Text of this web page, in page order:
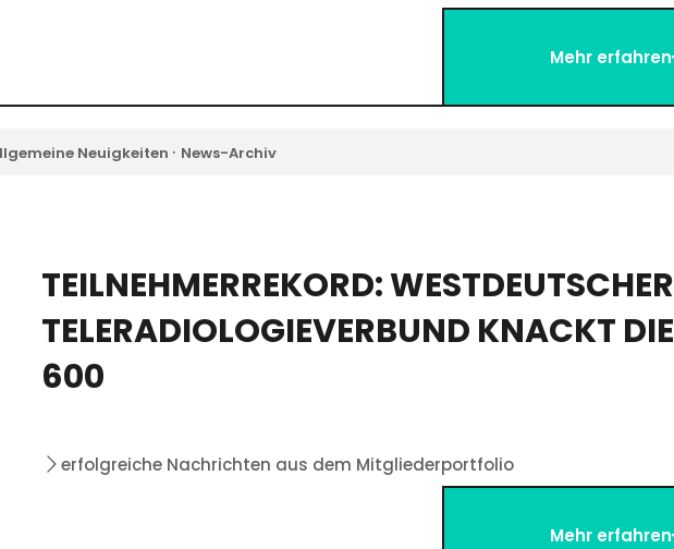
Mehr erfahren
Neuigkeiten · News-Archiv
TEILNEHMERREKORD: WESTDEUTSCHER
TELERADIOLOGIEVERBUND KNACKT DIE
600
erfolgreiche Nachrichten aus dem Mitgliederportfolio
Mehr erfahren